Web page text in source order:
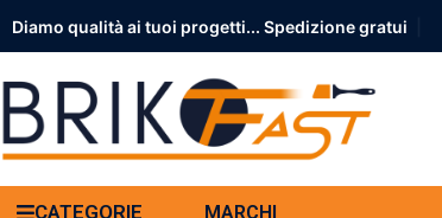
Diamo qualità ai tuoi progetti... |
CATEGORIE MARCHI